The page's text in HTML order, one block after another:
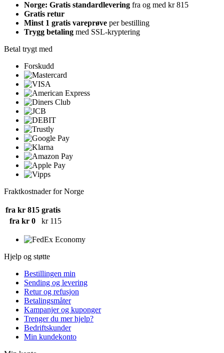
Norge: Gratis standardlevering fra og med kr 815
Gratis retur
Minst 1 gratis vareprøve per bestilling
Trygg betaling med SSL-kryptering
Betal trygt med
Forskudd
Fraktkostnader for Norge
fra kr 815 gratis
fra kr 0
kr 115
Hjelp og støtte
Bestillingen min
Sending og levering
Retur og refusjon
Betalingsmåter
Kampanjer og kuponger
Trenger du mer hjelp?
Bedriftskunder
Min kundekonto